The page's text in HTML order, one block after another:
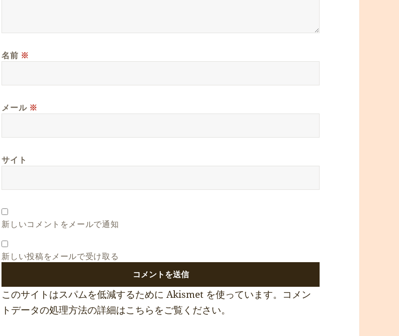
名前 ※
メール ※
サイト
新しいコメントをメールで通知
新しい投稿をメールで受け取る
このサイトはスパムを低減するために Akismet を使っています。
コメン
トデータの処理方法の詳細はこちらをご覧ください。